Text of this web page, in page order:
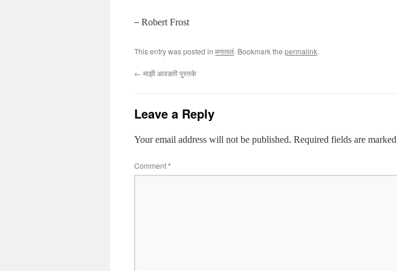
– Robert Frost
This entry was posted in मनातलं. Bookmark the permalink.
← माझी आवडती पुस्तके
Leave a Reply
Your email address will not be published. Required fields are marked
Comment*